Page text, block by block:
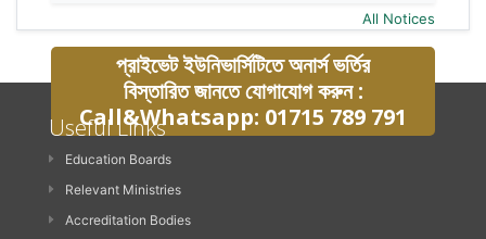
All Notices
প্রাইভেট ইউনিভার্সিটিতে অনার্স ভর্তির
বিস্তারিত জানতে যোগাযোগ করুন :
Call&Whatsapp: 01715 789 791
Useful Links
Education Boards
Relevant Ministries
Accreditation Bodies